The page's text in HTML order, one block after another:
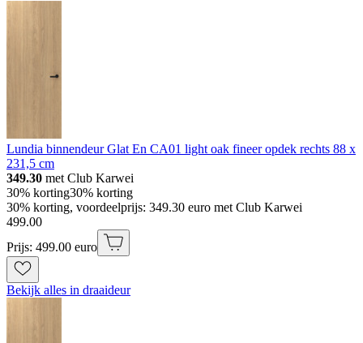
Lundia binnendeur Glat En CA01 light oak fineer opdek rechts 88 x
231,5 cm
349.30 met Club Karwei
30% korting30% korting
30% korting, voordeelprijs: 349.30 euro met Club Karwei
499.00
Prijs: 499.00 euro
Bekijk alles in draaideur